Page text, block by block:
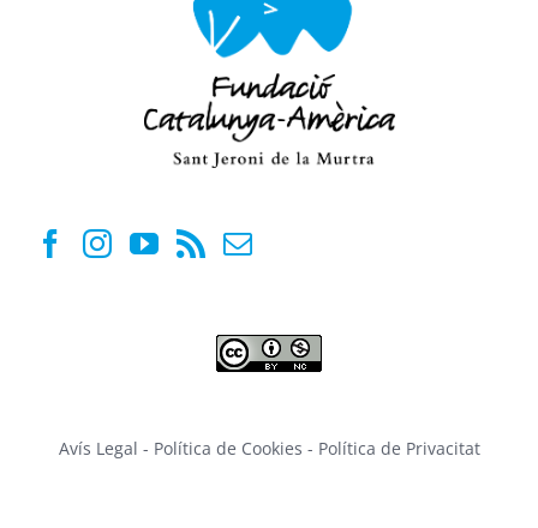
Avís Legal - Política de Cookies - Política de Privacitat